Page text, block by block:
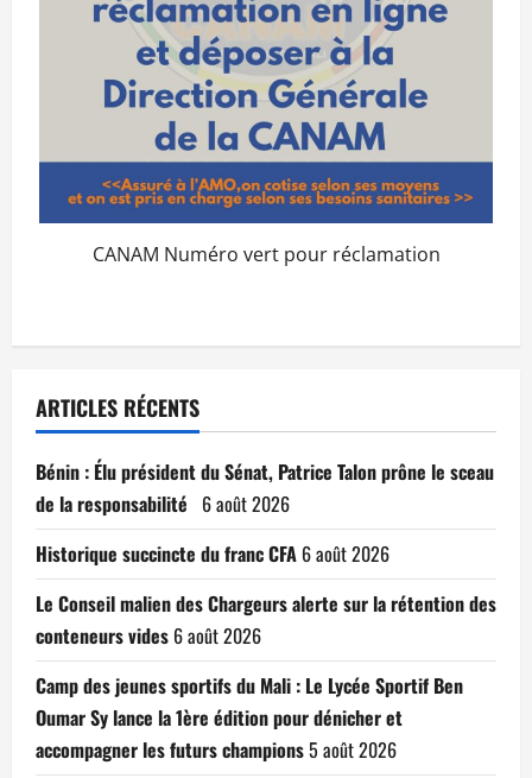
CANAM Numéro vert pour réclamation
ARTICLES RÉCENTS
Bénin : Élu président du Sénat, Patrice Talon prône le sceau
de la responsabilité 6 août 2026
Historique succincte du franc CFA 6 août 2026
Le Conseil malien des Chargeurs alerte sur la rétention des
conteneurs vides 6 août 2026
Camp des jeunes sportifs du Mali : Le Lycée Sportif Ben
Oumar Sy lance la 1ère édition pour dénicher et
accompagner les futurs champions5 août 2026